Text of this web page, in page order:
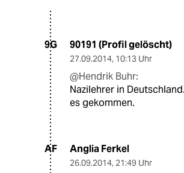
9G 90191 (Profil gelöscht)
27.09.2014, 10:13 Uhr
@Hendrik Buhr:
Nazilehrer in
es gekommen.
AF Anglia Ferkel
26.09.2014, 21:49 Uhr